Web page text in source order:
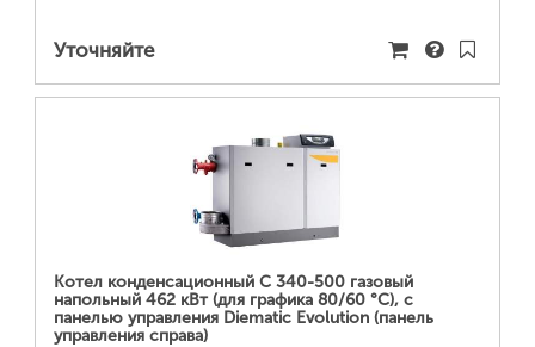
Уточняйте
Котел конденсационный C 340-500 газовый
напольный 462 кВт (для графика 80/60 °С), с
панелью управления Diematic Evolution (панель
управления справа)